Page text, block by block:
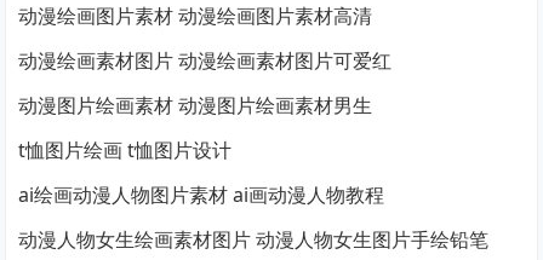
动漫绘画图片素材 动漫绘画图片素材高清
动漫绘画素材图片 动漫绘画素材图片可爱红
动漫图片绘画素材 动漫图片绘画素材男生
t恤图片绘画 t恤图片设计
ai绘画动漫人物图片素材 ai画动漫人物教程
动漫人物女生绘画素材图片 动漫人物女生图片手绘铅笔